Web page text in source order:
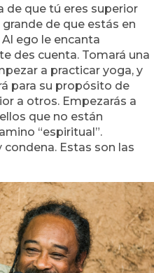
de que tú eres superior
de que estás en
ego le encanta
des cuenta. Tomará una
a practicar yoga, y
para su propósito de
a otros. Empezarás a
que no están
“espiritual”.
condena. Estas son las